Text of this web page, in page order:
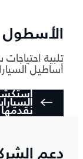
الأسطول
تلبية
أساطيل
نقدمها
دعم